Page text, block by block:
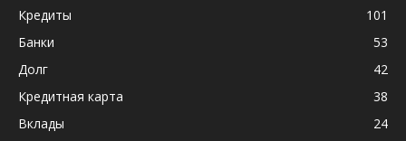
Кредиты
101
Банки
53
Долг
42
Кредитная карта
38
Вклады
24